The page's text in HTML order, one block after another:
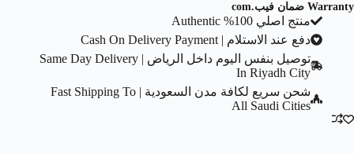
Warranty ضمان فيب.com
منتج اصلي 100% Authentic
دفع عند الاستلام | Cash On Delivery Payment
توصيل بنفس اليوم داخل الرياض | Same Day Delivery
In Riyadh City
شحن سريع لكافة مدن السعودية | Fast Shipping To
All Saudi Cities